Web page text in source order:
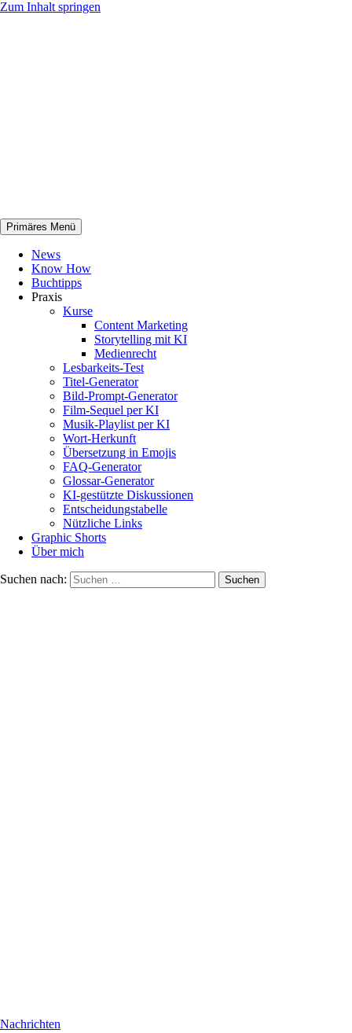
Zum Inhalt springen
netknowhow
Primäres Menü
News
Know How
Buchtipps
Praxis
Kurse
Content Marketing
Storytelling mit KI
Medienrecht
Lesbarkeits-Test
Titel-Generator
Bild-Prompt-Generator
Film-Sequel per KI
Musik-Playlist per KI
Wort-Herkunft
Übersetzung in Emojis
FAQ-Generator
Glossar-Generator
KI-gestützte Diskussionen
Entscheidungstabelle
Nützliche Links
Graphic Shorts
Über mich
Suchen nach:
Nachrichten